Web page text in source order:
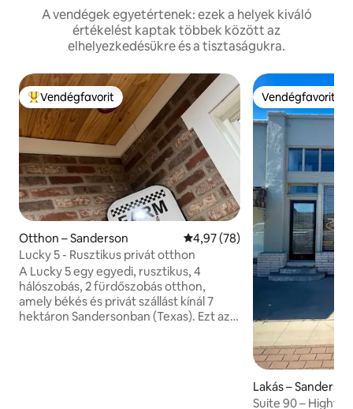
A vendégek egyetértenek: ezek a helyek kiváló
értékelést kaptak többek között az
elhelyezkedésükre és a tisztaságukra.
Kiemelt vendégfavorit
Vendégfavorit
Otthon – Sanderson Átlagos értékelés: 5/4,97, 78
4,97 (78)
Lucky 5 - Rusztikus privát otthon
A Lucky 5 egy egyedi, rusztikus, 4
hálószobás, 2 fürdőszobás otthon,
amely békés és privát szállást kínál 7
hektáron Sandersonban (Texas). Ezt az
Vendégfavorit
Vendégfavorit
Lakás – Sanderson
Suite 90 –